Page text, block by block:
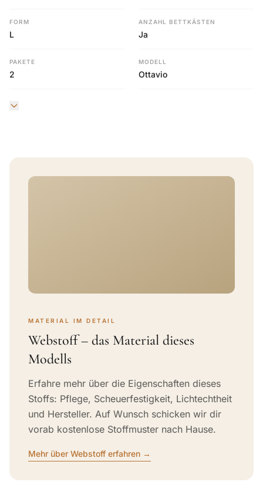
FORM
L
ANZAHL BETTKÄSTEN
Ja
PAKETE
2
MODELL
Ottavio
MATERIAL IM DETAIL
Webstoff – das Material dieses
Modells
Erfahre mehr über die Eigenschaften dieses
Stoffs: Pflege, Scheuerfestigkeit, Lichtechtheit
und Hersteller. Auf Wunsch schicken wir dir
vorab kostenlose Stoffmuster nach Hause.
Mehr über Webstoff erfahren →